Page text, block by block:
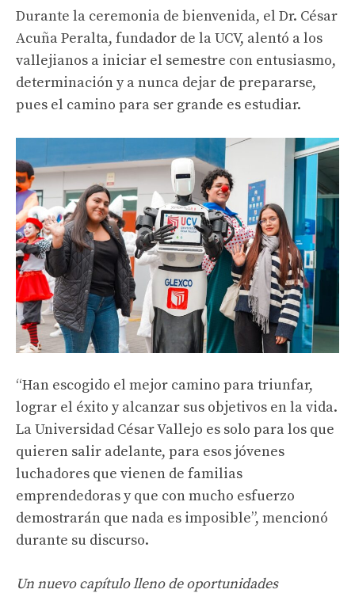
Durante la ceremonia de bienvenida, el Dr. César
Acuña Peralta, fundador de la UCV, alentó a los
vallejianos a iniciar el semestre con entusiasmo,
determinación y a nunca dejar de prepararse,
pues el camino para ser grande es estudiar.
“Han escogido el mejor camino para triunfar,
lograr el éxito y alcanzar sus objetivos en la vida.
La Universidad César Vallejo es solo para los que
quieren salir adelante, para esos jóvenes
luchadores que vienen de familias
emprendedoras y que con mucho esfuerzo
demostrarán que nada es imposible”, mencionó
durante su discurso.
Un nuevo capítulo lleno de oportunidades